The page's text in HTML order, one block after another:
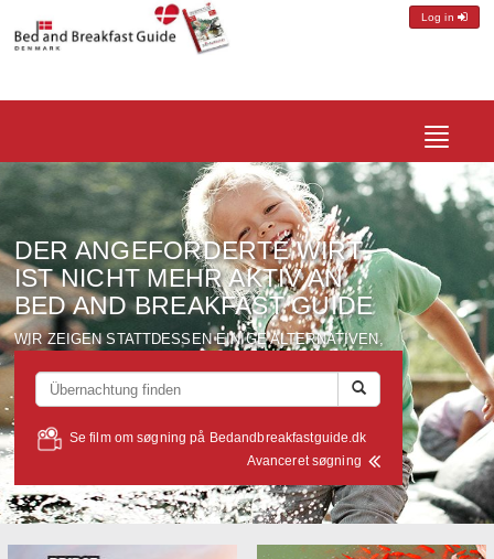
Log in
Toggle
DER ANGEFORDERTE WIRT
IST NICHT MEHR AKTIVAN
BED AND BREAKFAST GUIDE
WIR ZEIGEN STATTDESSEN EINIGE ALTERNATIVEN,
WIRTBEFINDET -SUCHEN SIE AUF...
Avanceret søgning
Se film om søgning på Bedandbreakfastguide.dk